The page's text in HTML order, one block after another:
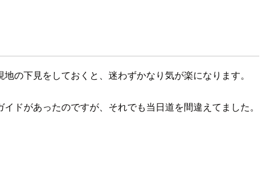
の下見をしておくと、迷わずかなり気が楽になります。
ドがあったのですが、それでも当日道を間違えてました。